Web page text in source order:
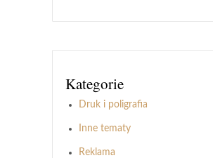
Kategorie
Druk i poligrafia
Inne tematy
Reklama